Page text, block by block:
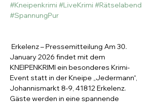
#Kneipenkrimi #LiveKrimi #Rätselabend
#SpannungPur
January 2026 findet mit dem
KNEIPENKRIMI ein besonderes Krimi-
Event statt in der Kneipe „Jedermann“,
Johannismarkt 8-9, 41812 Erkelenz.
Gäste werden in eine spannende